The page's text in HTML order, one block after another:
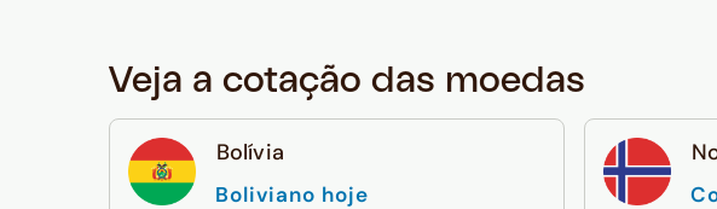
Veja a cotação das moedas
Bolívia
Boliviano hoje